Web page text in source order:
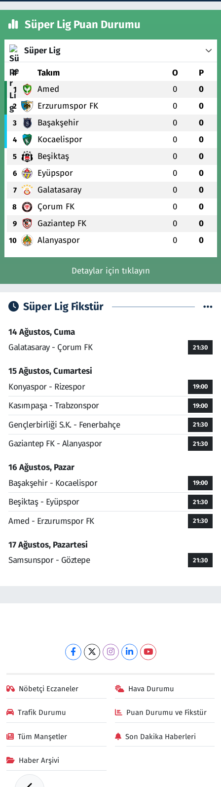
Süper Lig Puan Durumu
Süper Lig
# Takım O P
1 Amed 0 0
2 Erzurumspor FK 0 0
3 Başakşehir 0 0
4 Kocaelispor 0 0
5 Beşiktaş 0 0
6 Eyüpspor 0 0
7 Galatasaray 0 0
8 Çorum FK 0 0
9 Gaziantep FK 0 0
10 Alanyaspor 0 0
Detaylar için tıklayın
Süper Lig Fikstür
14 Ağustos, Cuma
Galatasaray - Çorum FK
21:30
15 Ağustos, Cumartesi
Konyaspor - Rizespor
19:00
Kasımpaşa - Trabzonspor 19:00
Gençlerbirliği S.K. - Fenerbahçe 21:30
Gaziantep FK - Alanyaspor 21:30
16 Ağustos, Pazar
Başakşehir - Kocaelispor
19:00
Beşiktaş - Eyüpspor 21:30
Amed - Erzurumspor FK 21:30
17 Ağustos, Pazartesi
Samsunspor - Göztepe
21:30
Nöbetçi Eczaneler Hava Durumu
Trafik Durumu Puan Durumu ve Fikstür
Tüm Manşetler Son Dakika Haberleri
Haber Arşivi